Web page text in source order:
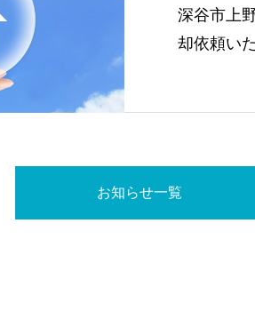
深谷市上
却依頼い
お知らせ一覧